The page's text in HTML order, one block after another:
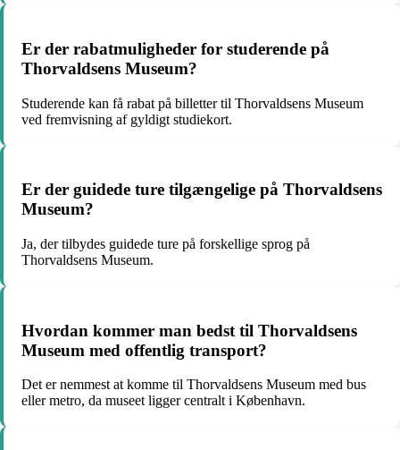
Er der rabatmuligheder for studerende på
Thorvaldsens Museum?
Studerende kan få rabat på billetter til Thorvaldsens Museum
ved fremvisning af gyldigt studiekort.
Er der guidede ture tilgængelige på Thorvaldsens
Museum?
Ja, der tilbydes guidede ture på forskellige sprog på
Thorvaldsens Museum.
Hvordan kommer man bedst til Thorvaldsens
Museum med offentlig transport?
Det er nemmest at komme til Thorvaldsens Museum med bus
eller metro, da museet ligger centralt i København.